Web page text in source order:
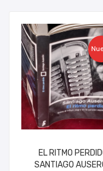
EL RITMO
SANTIAGO